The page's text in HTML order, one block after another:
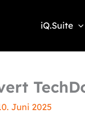
iQ.Suite
Juni 2025